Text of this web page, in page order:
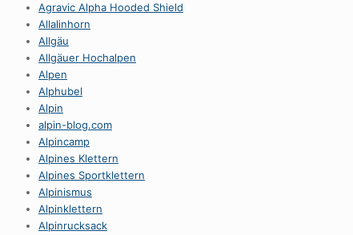
Agravic Alpha Hooded Shield
Allalinhorn
Allgäu
Allgäuer Hochalpen
Alpen
Alphubel
Alpin
alpin-blog.com
Alpincamp
Alpines Klettern
Alpines Sportklettern
Alpinismus
Alpinklettern
Alpinrucksack